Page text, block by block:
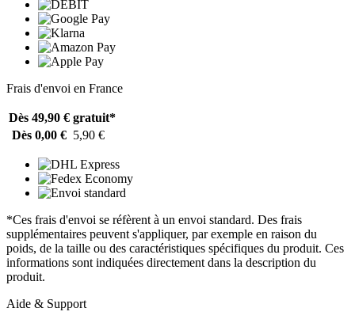
Frais d'envoi en France
Dès 49,90 € gratuit*
Dès 0,00 € 5,90 €
*Ces frais d'envoi se réfèrent à un envoi standard. Des frais
supplémentaires peuvent s'appliquer, par exemple en raison du
poids, de la taille ou des caractéristiques spécifiques du produit. Ces
informations sont indiquées directement dans la description du
produit.
Aide & Support